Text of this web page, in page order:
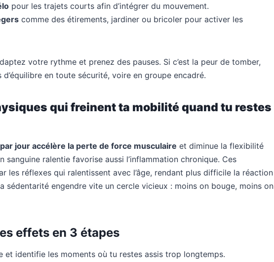
pour les trajets courts afin d’intégrer du mouvement.
comme des étirements, jardiner ou bricoler pour activer les
votre rythme et prenez des pauses. Si c’est la peur de tomber,
en toute sécurité, voire en groupe encadré.
qui freinent ta mobilité quand tu restes
jour accélère la perte de force musculaire et diminue la flexibilité
ralentie favorise aussi l’inflammation chronique. Ces
les réflexes qui ralentissent avec l’âge, rendant plus difficile la réaction
sédentarité engendre vite un cercle vicieux : moins on bouge, moins on
effets en 3 étapes
et identifie les moments où tu restes assis trop longtemps.